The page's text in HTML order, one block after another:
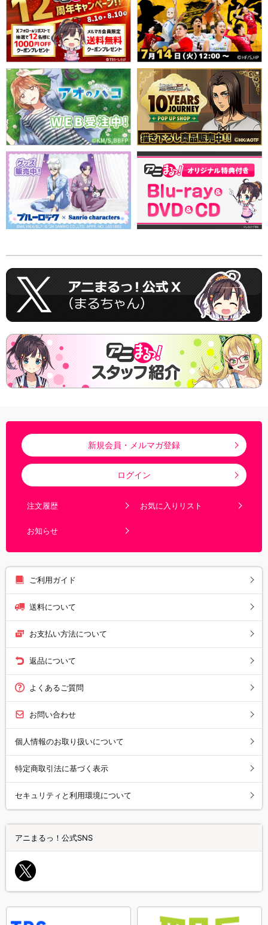
新規会員・メルマガ登録
ログイン
注文履歴 お気に入りリスト
お知らせ
ご利用ガイド
送料について
お支払い方法について
返品について
よくあるご質問
お問い合わせ
個人情報のお取り扱いについて
特定商取引法に基づく表示
セキュリティと利用環境について
アニまるっ！公式SNS